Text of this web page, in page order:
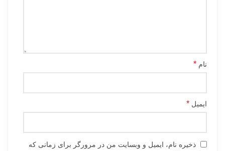
نام*
ایمیل*
ذخیره نام، ایمیل و وبسایت من در مرورگر برای زمانی که